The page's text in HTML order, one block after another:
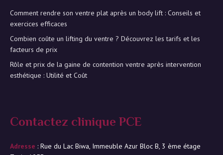
Comment rendre son ventre plat après un body lift : Conseils et
exercices efficaces
Combien coûte un lifting du ventre ? Découvrez les tarifs et les
facteurs de prix
Rôle et prix de la gaine de contention ventre après intervention
esthétique : Utilité et Coût
Contactez clinique PCE
Adresse : Rue du Lac Biwa, Immeuble Azur Bloc B, 3 ème étage